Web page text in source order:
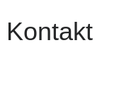
Kontakt